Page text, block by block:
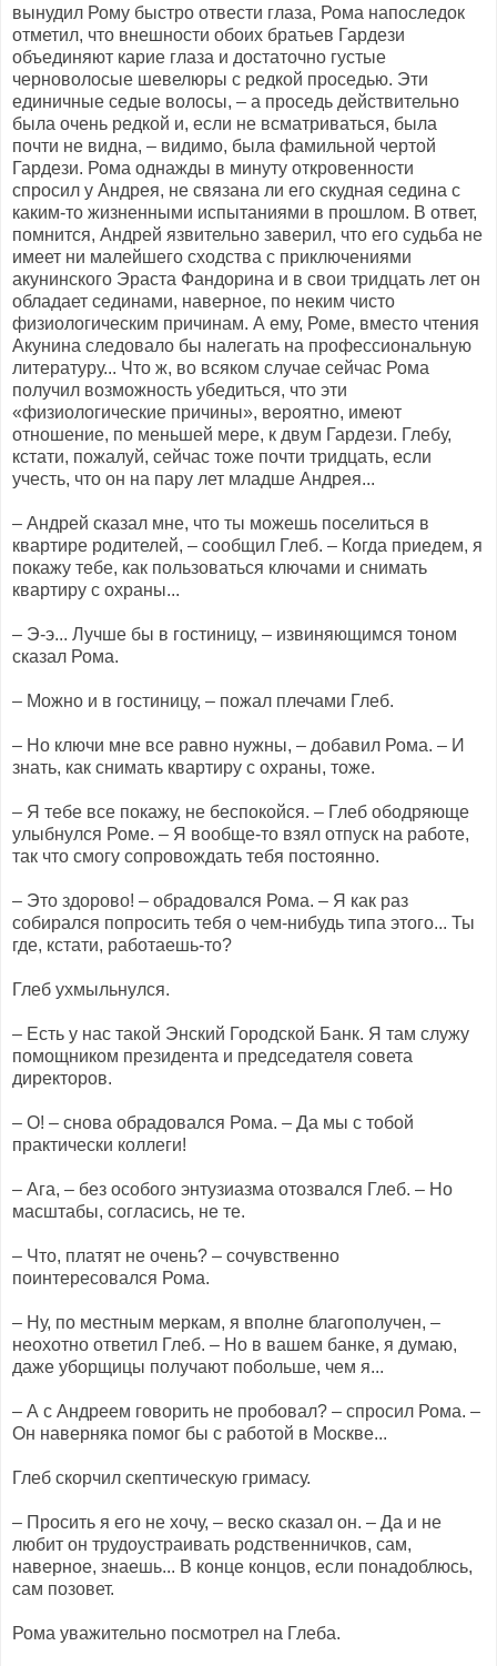
вынудил Рому быстро отвести глаза, Рома напоследок
отметил, что внешности обоих братьев Гардези
объединяют карие глаза и достаточно густые
черноволосые шевелюры с редкой проседью. Эти
единичные седые волосы, – а проседь действительно
была очень редкой и, если не всматриваться, была
почти не видна, – видимо, была фамильной чертой
Гардези. Рома однажды в минуту откровенности
спросил у Андрея, не связана ли его скудная седина с
каким-то жизненными испытаниями в прошлом. В ответ,
помнится, Андрей язвительно заверил, что его судьба не
имеет ни малейшего сходства с приключениями
акунинского Эраста Фандорина и в свои тридцать лет он
обладает сединами, наверное, по неким чисто
физиологическим причинам. А ему, Роме, вместо чтения
Акунина следовало бы налегать на профессиональную
литературу... Что ж, во всяком случае сейчас Рома
получил возможность убедиться, что эти
«физиологические причины», вероятно, имеют
отношение, по меньшей мере, к двум Гардези. Глебу,
кстати, пожалуй, сейчас тоже почти тридцать, если
учесть, что он на пару лет младше Андрея...
– Андрей сказал мне, что ты можешь поселиться в
квартире родителей, – сообщил Глеб. – Когда приедем, я
покажу тебе, как пользоваться ключами и снимать
квартиру с охраны...
– Э-э... Лучше бы в гостиницу, – извиняющимся тоном
сказал Рома.
– Можно и в гостиницу, – пожал плечами Глеб.
– Но ключи мне все равно нужны, – добавил Рома. – И
знать, как снимать квартиру с охраны, тоже.
– Я тебе все покажу, не беспокойся. – Глеб ободряюще
улыбнулся Роме. – Я вообще-то взял отпуск на работе,
так что смогу сопровождать тебя постоянно.
– Это здорово! – обрадовался Рома. – Я как раз
собирался попросить тебя о чем-нибудь типа этого... Ты
где, кстати, работаешь-то?
Глеб ухмыльнулся.
– Есть у нас такой Энский Городской Банк. Я там служу
помощником президента и председателя совета
директоров.
– О! – снова обрадовался Рома. – Да мы с тобой
практически коллеги!
– Ага, – без особого энтузиазма отозвался Глеб. – Но
масштабы, согласись, не те.
– Что, платят не очень? – сочувственно
поинтересовался Рома.
– Ну, по местным меркам, я вполне благополучен, –
неохотно ответил Глеб. – Но в вашем банке, я думаю,
даже уборщицы получают побольше, чем я...
– А с Андреем говорить не пробовал? – спросил Рома. –
Он наверняка помог бы с работой в Москве...
Глеб скорчил скептическую гримасу.
– Просить я его не хочу, – веско сказал он. – Да и не
любит он трудоустраивать родственничков, сам,
наверное, знаешь... В конце концов, если понадоблюсь,
сам позовет.
Рома уважительно посмотрел на Глеба.